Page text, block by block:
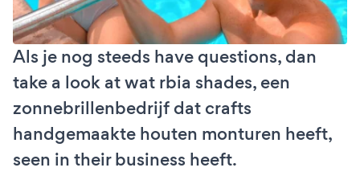
Als je nog steeds have questions, dan
take a look at wat rbia shades, een
zonnebrillenbedrijf dat crafts
handgemaakte houten monturen heeft,
seen in their business heeft.